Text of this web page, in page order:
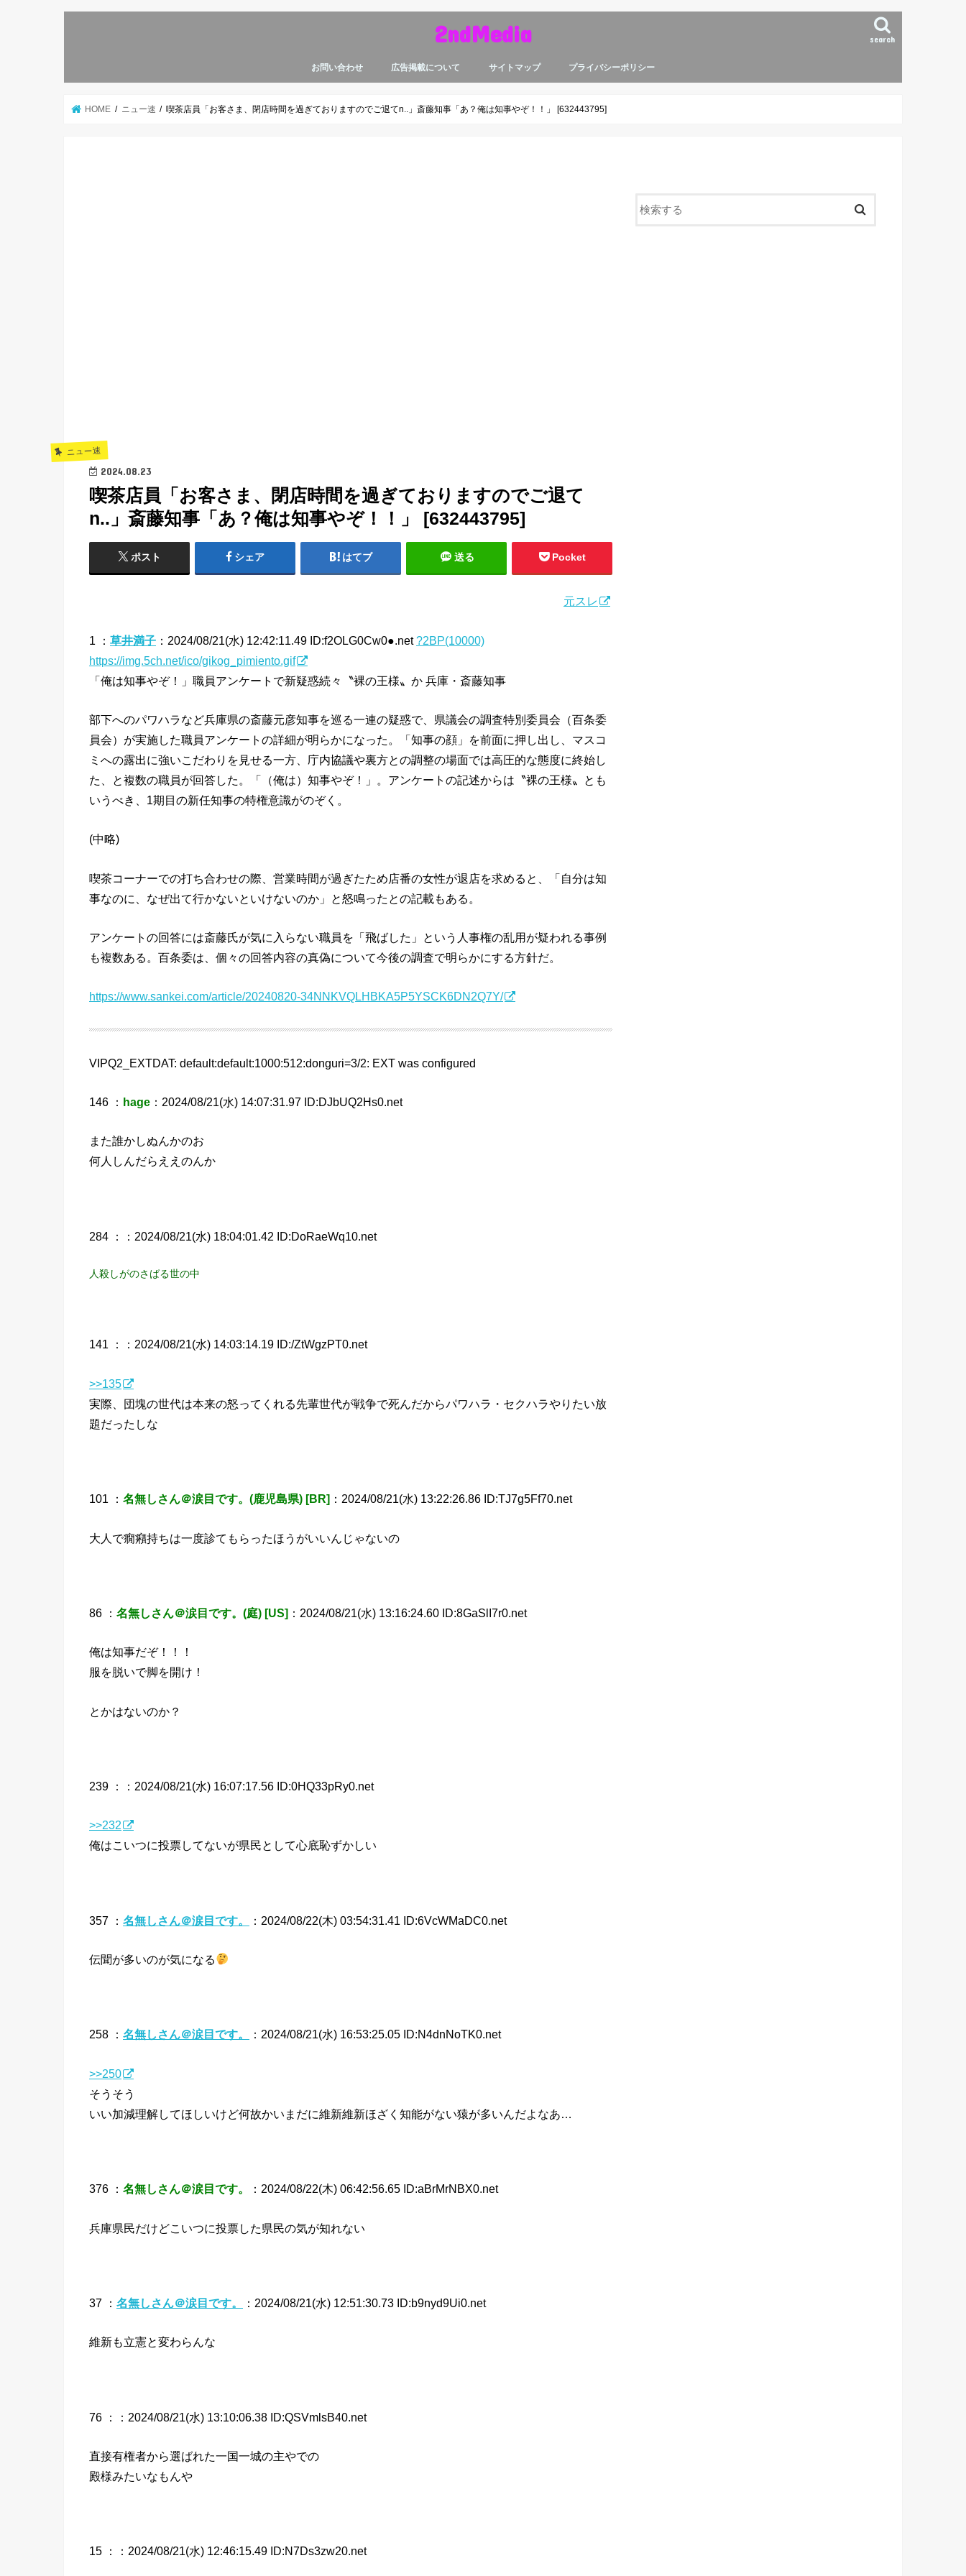
2ndMedia search
お問い合わせ 広告掲載について サイトマップ プライバシーポリシー
HOME ニュー速 喫茶店員「お客さま、閉店時間を過ぎておりますのでご退てn..」斎藤知事「あ？俺は知事やぞ！！」 [632443795]
ニュー速
2024.08.23
喫茶店員「お客さま、閉店時間を過ぎておりますのでご退て
n..」斎藤知事「あ？俺は知事やぞ！！」 [632443795]
ポスト シェア はてブ 送る Pocket
元スレ
1 ： 草井満子 ：2024/08/21(水) 12:42:11.49 ID:f2OLG0Cw0●.net?2BP(10000)
https://img.5ch.net/ico/gikog_pimiento.gif
「俺は知事やぞ！」職員アンケートで新疑惑続々〝裸の王様〟か 兵庫・斎藤知事
部下へのパワハラなど兵庫県の斎藤元彦知事を巡る一連の疑惑で、県議会の調査特別委員会（百条委
員会）が実施した職員アンケートの詳細が明らかになった。「知事の顔」を前面に押し出し、マスコ
ミへの露出に強いこだわりを見せる一方、庁内協議や裏方との調整の場面では高圧的な態度に終始し
た、と複数の職員が回答した。「（俺は）知事やぞ！」。アンケートの記述からは〝裸の王様〟とも
いうべき、1期目の新任知事の特権意識がのぞく。
(中略)
喫茶コーナーでの打ち合わせの際、営業時間が過ぎたため店番の女性が退店を求めると、「自分は知
事なのに、なぜ出て行かないといけないのか」と怒鳴ったとの記載もある。
アンケートの回答には斎藤氏が気に入らない職員を「飛ばした」という人事権の乱用が疑われる事例
も複数ある。百条委は、個々の回答内容の真偽について今後の調査で明らかにする方針だ。
https://www.sankei.com/article/20240820-34NNKVQLHBKA5P5YSCK6DN2Q7Y/
VIPQ2_EXTDAT: default:default:1000:512:donguri=3/2: EXT was configured
146 ： hage ：2024/08/21(水) 14:07:31.97 ID:DJbUQ2Hs0.net
また誰かしぬんかのお
何人しんだらええのんか
284 ： ：2024/08/21(水) 18:04:01.42 ID:DoRaeWq10.net
人殺しがのさばる世の中
141 ： ：2024/08/21(水) 14:03:14.19 ID:/ZtWgzPT0.net
>>135
実際、団塊の世代は本来の怒ってくれる先輩世代が戦争で死んだからパワハラ・セクハラやりたい放
題だったしな
101 ： 名無しさん＠涙目です。(鹿児島県) [BR] ：2024/08/21(水) 13:22:26.86 ID:TJ7g5Ff70.net
大人で癇癪持ちは一度診てもらったほうがいいんじゃないの
86 ： 名無しさん＠涙目です。(庭) [US] ：2024/08/21(水) 13:16:24.60 ID:8GaSlI7r0.net
俺は知事だぞ！！！
服を脱いで脚を開け！
とかはないのか？
239 ： ：2024/08/21(水) 16:07:17.56 ID:0HQ33pRy0.net
>>232
俺はこいつに投票してないが県民として心底恥ずかしい
357 ： 名無しさん＠涙目です。 ：2024/08/22(木) 03:54:31.41 ID:6VcWMaDC0.net
伝聞が多いのが気になる
258 ： 名無しさん＠涙目です。 ：2024/08/21(水) 16:53:25.05 ID:N4dnNoTK0.net
>>250
そうそう
いい加減理解してほしいけど何故かいまだに維新維新ほざく知能がない猿が多いんだよなあ…
376 ： 名無しさん＠涙目です。 ：2024/08/22(木) 06:42:56.65 ID:aBrMrNBX0.net
兵庫県民だけどこいつに投票した県民の気が知れない
37 ： 名無しさん＠涙目です。 ：2024/08/21(水) 12:51:30.73 ID:b9nyd9Ui0.net
維新も立憲と変わらんな
76 ： ：2024/08/21(水) 13:10:06.38 ID:QSVmlsB40.net
直接有権者から選ばれた一国一城の主やでの
殿様みたいなもんや
15 ： ：2024/08/21(水) 12:46:15.49 ID:N7Ds3zw20.net